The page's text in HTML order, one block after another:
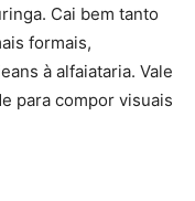
Cai bem tanto
formais,
à alfaiataria. Vale
para compor visuais